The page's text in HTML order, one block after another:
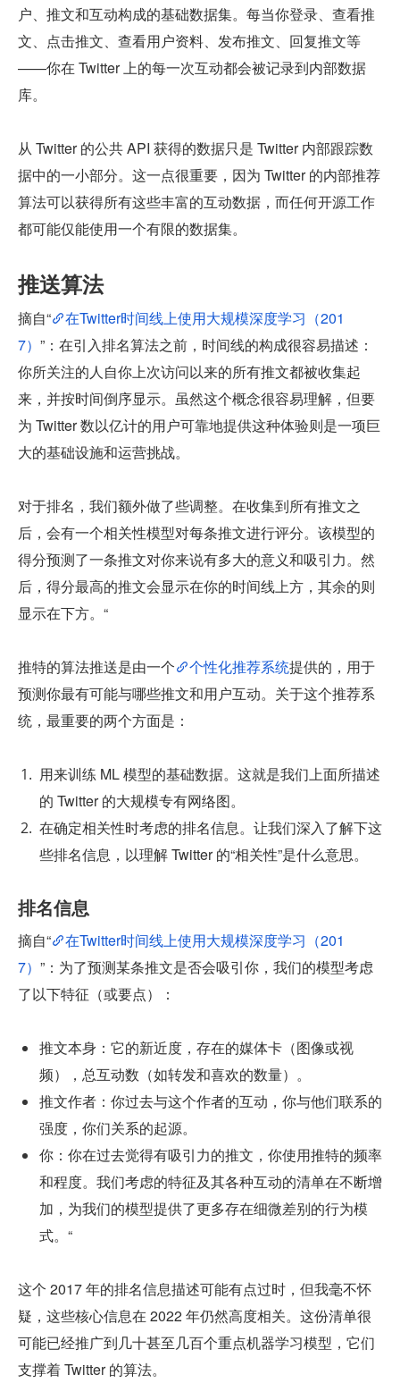
户、推文和互动构成的基础数据集。每当你登录、查看推
文、点击推文、查看用户资料、发布推文、回复推文等
——你在 Twitter 上的每一次互动都会被记录到内部数据
库。
从 Twitter 的公共 API 获得的数据只是 Twitter 内部跟踪数
据中的一小部分。这一点很重要，因为 Twitter 的内部推荐
算法可以获得所有这些丰富的互动数据，而任何开源工作
都可能仅能使用一个有限的数据集。
推送算法
摘自“
在Twitter时间线上使用大规模深度学习（201
7） ”：在引入排名算法之前，时间线的构成很容易描述：
你所关注的人自你上次访问以来的所有推文都被收集起
来，并按时间倒序显示。虽然这个概念很容易理解，但要
为 Twitter 数以亿计的用户可靠地提供这种体验则是一项巨
大的基础设施和运营挑战。
对于排名，我们额外做了些调整。在收集到所有推文之
后，会有一个相关性模型对每条推文进行评分。该模型的
得分预测了一条推文对你来说有多大的意义和吸引力。然
后，得分最高的推文会显示在你的时间线上方，其余的则
显示在下方。“
推特的算法推送是由一个 个性化推荐系统提供的，用于
预测你最有可能与哪些推文和用户互动。关于这个推荐系
统，最重要的两个方面是：
用来训练 ML 模型的基础数据。这就是我们上面所描述
的 Twitter 的大规模专有网络图。
在确定相关性时考虑的排名信息。让我们深入了解下这
些排名信息，以理解 Twitter 的“相关性”是什么意思。
排名信息
摘自“
在Twitter时间线上使用大规模深度学习（201
7） ”：为了预测某条推文是否会吸引你，我们的模型考虑
了以下特征（或要点）：
推文本身：它的新近度，存在的媒体卡（图像或视
频），总互动数（如转发和喜欢的数量）。
推文作者：你过去与这个作者的互动，你与他们联系的
强度，你们关系的起源。
你：你在过去觉得有吸引力的推文，你使用推特的频率
和程度。我们考虑的特征及其各种互动的清单在不断增
加，为我们的模型提供了更多存在细微差别的行为模
式。“
这个 2017 年的排名信息描述可能有点过时，但我毫不怀
疑，这些核心信息在 2022 年仍然高度相关。这份清单很
可能已经推广到几十甚至几百个重点机器学习模型，它们
支撑着 Twitter 的算法。